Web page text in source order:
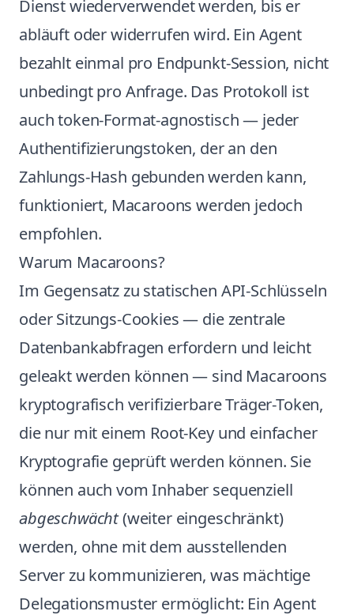
Dienst wiederverwendet werden, bis er
abläuft oder widerrufen wird. Ein Agent
bezahlt einmal pro Endpunkt-Session, nicht
unbedingt pro Anfrage. Das Protokoll ist
auch token-Format-agnostisch — jeder
Authentifizierungstoken, der an den
Zahlungs-Hash gebunden werden kann,
funktioniert, Macaroons werden jedoch
empfohlen.
Warum Macaroons?
Im Gegensatz zu statischen API-Schlüsseln
oder Sitzungs-Cookies — die zentrale
Datenbankabfragen erfordern und leicht
geleakt werden können — sind Macaroons
kryptografisch verifizierbare Träger-Token,
die nur mit einem Root-Key und einfacher
Kryptografie geprüft werden können. Sie
können auch vom Inhaber sequenziell
abgeschwächt(weiter eingeschränkt)
werden, ohne mit dem ausstellenden
Server zu kommunizieren, was mächtige
Delegationsmuster ermöglicht: Ein Agent